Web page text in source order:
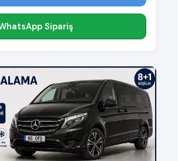
Sipariş